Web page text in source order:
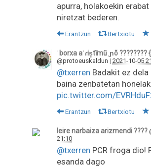
apurra, holakoekin
niretzat bederen.
Erantzun Bertxiotu
ˈborxa aˈɾis̻tĩmũˌɲõ
@protoeuskaldun | 2021-10-05
@txerren Badakit ez dela
baina zenbatetan
pic.twitter.com/
Erantzun Bertxiotu
leire narbaiza arizmendi ????
21:10
@txerren PCR froga dio!
esanda dago